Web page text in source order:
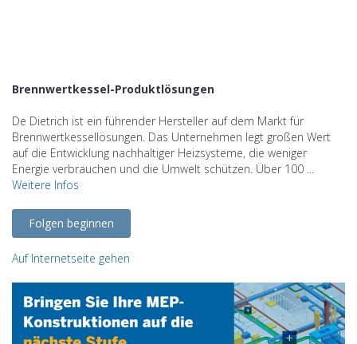
Brennwertkessel-Produktlösungen
De Dietrich ist ein führender Hersteller auf dem Markt für
Brennwertkessellösungen. Das Unternehmen legt großen Wert
auf die Entwicklung nachhaltiger Heizsysteme, die weniger
Energie verbrauchen und die Umwelt schützen. Über 100 ...
Weitere Infos
Folgen beginnen
Auf Internetseite gehen